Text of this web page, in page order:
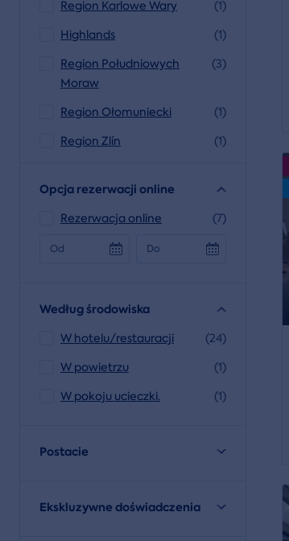
Region Karlowe Wary
(1)
Highlands
(1)
Region Południowych
Moraw
(3)
Region Ołomuniecki
(1)
Region Zlín
(1)
Opcja rezerwacji online
Rezerwacja online (7)
Od Do
Według środowiska
W hotelu/restauracji
(24)
W powietrzu
(1)
W pokoju ucieczki.
(1)
Postacie
Ekskluzywne doświadczenia